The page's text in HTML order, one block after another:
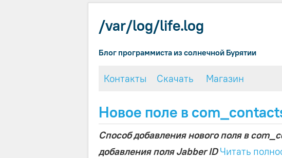
/var/log/life.log
Блог программиста из солнечной Бурятии
Контакты Скачать Магазин
Новое поле в
Способ добавления нового поля в
добавления поля Jabber ID Читать